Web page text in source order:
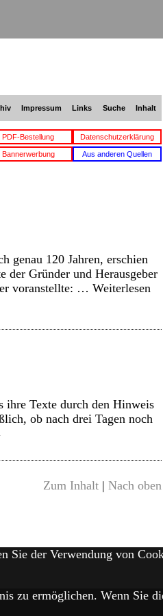
Impressum Links Suche Inhalt
PDF-Bestellung Datenschutzerklärung
Bannerwerbung Aus anderen Quellen
genau 120 Jahren, erschien
der Gründer und Herausgeber
voranstellte: … Weiterlesen
ihre Texte durch den Hinweis
ob nach drei Tagen noch
Zum Inhalt | Nach oben
Sie der Verwendung von
zu ermöglichen. Wenn Sie